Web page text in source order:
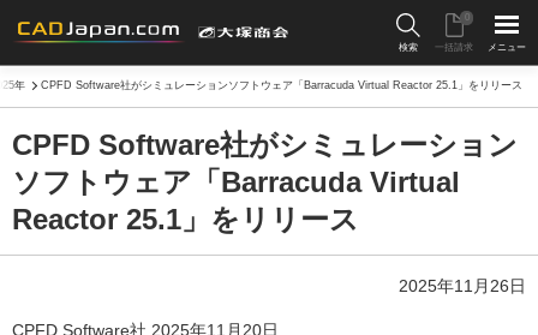
検索 一括請求
0
メニュー
年 CPFD Software社がシミュレーションソフトウェア「Barracuda Virtual Reactor 25.1」をリリース
CPFD Software社がシミュレーション
ソフトウェア「Barracuda Virtual
Reactor 25.1」をリリース
2025年11月26日
CPFD Software社 2025年11月20日